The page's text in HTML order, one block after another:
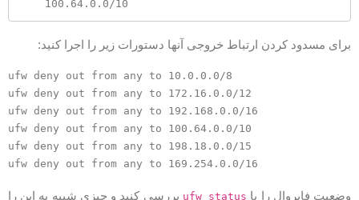
مسدود کردن ارتباط خروجی آنها دستورات زیر را اجرا کنید:
ufw deny out from any to 10.0.0.0/8
ufw deny out from any to 172.16.0.0/12
ufw deny out from any to 192.168.0.0/16
ufw deny out from any to 100.64.0.0/10
ufw deny out from any to 198.18.0.0/15
فایروال را با ufw statusبررسی کنید و چیزی شبیه به این را